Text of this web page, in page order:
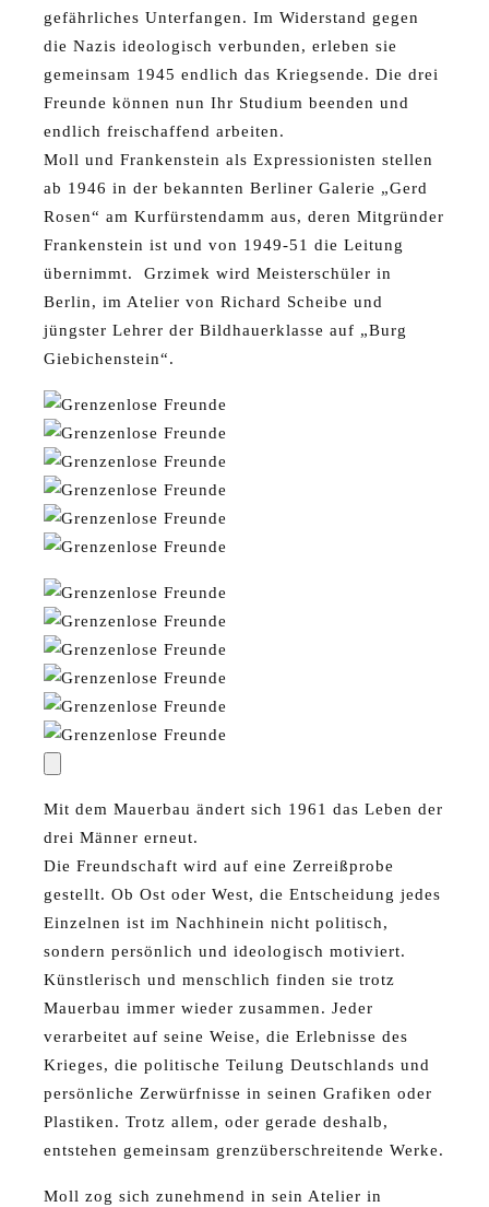
gefährliches Unterfangen. Im Widerstand gegen
die Nazis ideologisch verbunden, erleben sie
gemeinsam 1945 endlich das Kriegsende. Die drei
Freunde können nun Ihr Studium beenden und
endlich freischaffend arbeiten.
Moll und Frankenstein als Expressionisten stellen
ab 1946 in der bekannten Berliner Galerie „Gerd
Rosen“ am Kurfürstendamm aus, deren Mitgründer
Frankenstein ist und von 1949-51 die Leitung
übernimmt. Grzimek wird Meisterschüler in
Berlin, im Atelier von Richard Scheibe und
jüngster Lehrer der Bildhauerklasse auf „Burg
Giebichenstein“.
Mit dem Mauerbau ändert sich 1961 das Leben der
drei Männer erneut.
Die Freundschaft wird auf eine Zerreißprobe
gestellt. Ob Ost oder West, die Entscheidung jedes
Einzelnen ist im Nachhinein nicht politisch,
sondern persönlich und ideologisch motiviert.
Künstlerisch und menschlich finden sie trotz
Mauerbau immer wieder zusammen. Jeder
verarbeitet auf seine Weise, die Erlebnisse des
Krieges, die politische Teilung Deutschlands und
persönliche Zerwürfnisse in seinen Grafiken oder
Plastiken. Trotz allem, oder gerade deshalb,
entstehen gemeinsam grenzüberschreitende Werke.
Moll zog sich zunehmend in sein Atelier in